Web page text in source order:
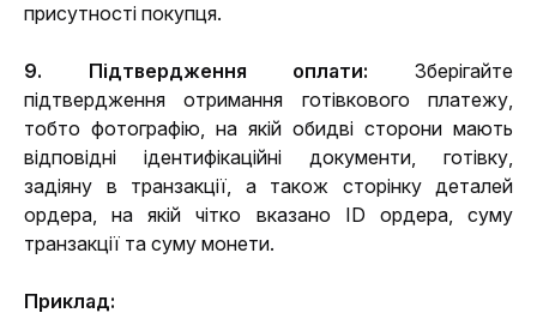
присутності покупця.
9. Підтвердження оплати: Зберігайте
підтвердження отримання готівкового платежу,
тобто фотографію, на якій обидві сторони мають
відповідні ідентифікаційні документи, готівку,
задіяну в транзакції, а також сторінку деталей
ордера, на якій чітко вказано ID ордера, суму
транзакції та суму монети.
Приклад: